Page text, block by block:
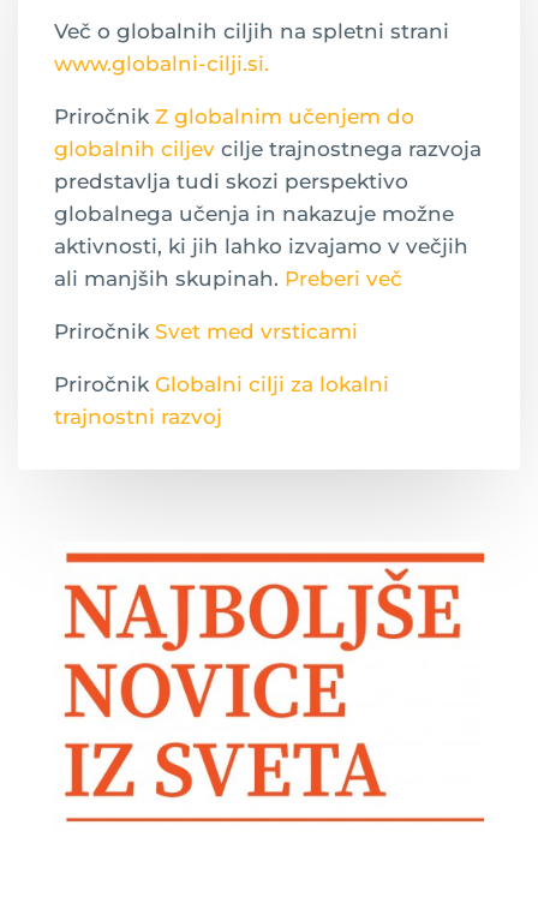
Več o globalnih ciljih na spletni strani
www.globalni-cilji.si.
Priročnik Z globalnim učenjem do
globalnih ciljev cilje trajnostnega razvoja
predstavlja tudi skozi perspektivo
globalnega učenja in nakazuje možne
aktivnosti, ki jih lahko izvajamo v večjih
ali manjših skupinah. Preberi več
Priročnik Svet med vrsticami
Priročnik Globalni cilji za lokalni
trajnostni razvoj